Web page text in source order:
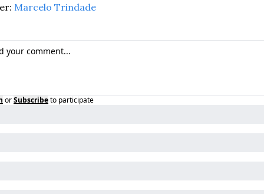
Marcelo Trindade
orSubscribeto participate